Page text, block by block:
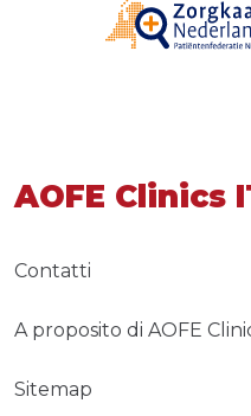
AOFE Clinics
Contatti
A proposito di AOFE
Sitemap